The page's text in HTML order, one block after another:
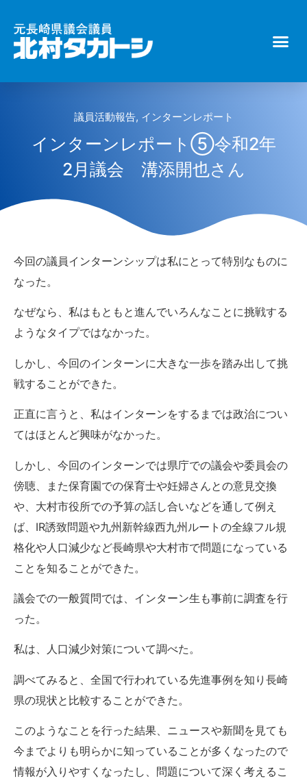
議員活動報告, インターンレポート
インターンレポート⑤令和2年
2月議会 溝添開也さん
今回の議員インターンシップは私にとって特別なものに
なった。
なぜなら、私はもともと進んでいろんなことに挑戦する
ようなタイプではなかった。
しかし、今回のインターンに大きな一歩を踏み出して挑
戦することができた。
正直に言うと、私はインターンをするまでは政治につい
てはほとんど興味がなかった。
しかし、今回のインターンでは県庁での議会や委員会の
傍聴、また保育園での保育士や妊婦さんとの意見交換
や、大村市役所での予算の話し合いなどを通して例え
ば、IR誘致問題や九州新幹線西九州ルートの全線フル規
格化や人口減少など長崎県や大村市で問題になっている
ことを知ることができた。
議会での一般質問では、インターン生も事前に調査を行
った。
私は、人口減少対策について調べた。
調べてみると、全国で行われている先進事例を知り長崎
県の現状と比較することができた。
このようなことを行った結果、ニュースや新聞を見ても
今までよりも明らかに知っていることが多くなったので
情報が入りやすくなったし、問題について深く考えるこ